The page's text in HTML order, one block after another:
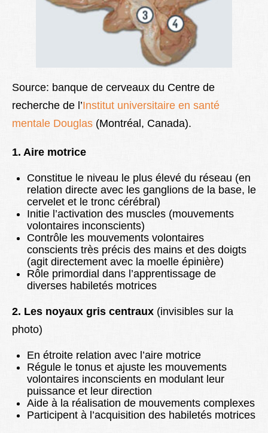
Source: banque de cerveaux du Centre de
recherche de l’Institut universitaire en santé
mentale Douglas (Montréal, Canada).
1. Aire motrice
Constitue le niveau le plus élevé du réseau (en
relation directe avec les ganglions de la base, le
cervelet et le tronc cérébral)
Initie l’activation des muscles (mouvements
volontaires inconscients)
Contrôle les mouvements volontaires
conscients très précis des mains et des doigts
(agit directement avec la moelle épinière)
Rôle primordial dans l’apprentissage de
diverses habiletés motrices
2. Les noyaux gris centraux (invisibles sur la
photo)
En étroite relation avec l’aire motrice
Régule le tonus et ajuste les mouvements
volontaires inconscients en modulant leur
puissance et leur direction
Aide à la réalisation de mouvements complexes
Participent à l’acquisition des habiletés motrices